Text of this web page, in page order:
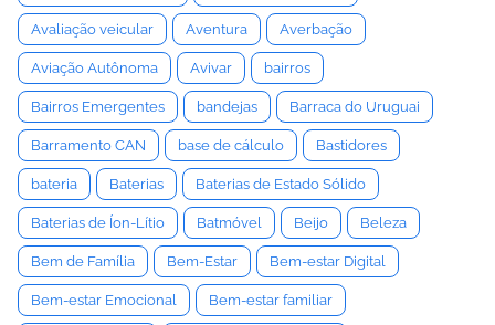
Avaliação veicular Aventura Averbação
Aviação Autônoma Avivar bairros
Bairros Emergentes bandejas Barraca do Uruguai
Barramento CAN base de cálculo Bastidores
bateria Baterias Baterias de Estado Sólido
Baterias de Íon-Lítio Batmóvel Beijo Beleza
Bem de Família Bem-Estar Bem-estar Digital
Bem-estar Emocional Bem-estar familiar